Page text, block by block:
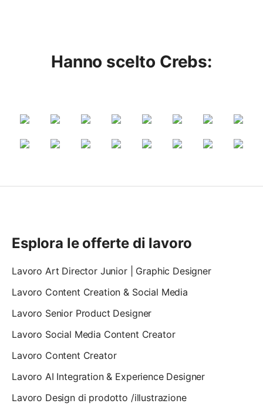
Hanno scelto Crebs:
Esplora le offerte di lavoro
Lavoro Art Director Junior | Graphic Designer
Lavoro Content Creation & Social Media
Lavoro Senior Product Designer
Lavoro Social Media Content Creator
Lavoro Content Creator
Lavoro AI Integration & Experience Designer
Lavoro Design di prodotto /illustrazione